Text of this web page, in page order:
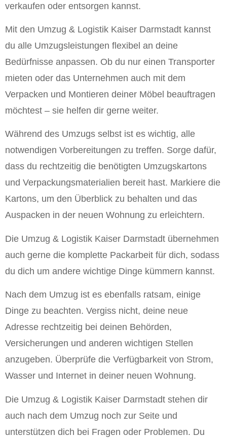
verkaufen oder entsorgen kannst.
Mit den Umzug & Logistik Kaiser Darmstadt kannst
du alle Umzugsleistungen flexibel an deine
Bedürfnisse anpassen. Ob du nur einen Transporter
mieten oder das Unternehmen auch mit dem
Verpacken und Montieren deiner Möbel beauftragen
möchtest – sie helfen dir gerne weiter.
Während des Umzugs selbst ist es wichtig, alle
notwendigen Vorbereitungen zu treffen. Sorge dafür,
dass du rechtzeitig die benötigten Umzugskartons
und Verpackungsmaterialien bereit hast. Markiere die
Kartons, um den Überblick zu behalten und das
Auspacken in der neuen Wohnung zu erleichtern.
Die Umzug & Logistik Kaiser Darmstadt übernehmen
auch gerne die komplette Packarbeit für dich, sodass
du dich um andere wichtige Dinge kümmern kannst.
Nach dem Umzug ist es ebenfalls ratsam, einige
Dinge zu beachten. Vergiss nicht, deine neue
Adresse rechtzeitig bei deinen Behörden,
Versicherungen und anderen wichtigen Stellen
anzugeben. Überprüfe die Verfügbarkeit von Strom,
Wasser und Internet in deiner neuen Wohnung.
Die Umzug & Logistik Kaiser Darmstadt stehen dir
auch nach dem Umzug noch zur Seite und
unterstützen dich bei Fragen oder Problemen. Du